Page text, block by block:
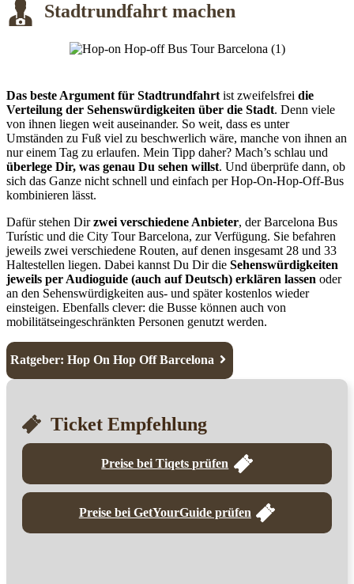
Stadtrundfahrt machen
Das beste Argument für Stadtrundfahrt ist zweifelsfrei die
Verteilung der Sehenswürdigkeiten über die Stadt. Denn viele
von ihnen liegen weit auseinander. So weit, dass es unter
Umständen zu Fuß viel zu beschwerlich wäre, manche von ihnen an
nur einem Tag zu erlaufen. Mein Tipp daher? Mach’s schlau und
überlege Dir, was genau Du sehen willst. Und überprüfe dann, ob
sich das Ganze nicht schnell und einfach per Hop-On-Hop-Off-Bus
kombinieren lässt.
Dafür stehen Dirzwei verschiedene Anbieter, der Barcelona Bus
Turístic und die City Tour Barcelona, zur Verfügung. Sie befahren
jeweils zwei verschiedene Routen, auf denen insgesamt 28 und 33
Haltestellen liegen. Dabei kannst Du Dir die Sehenswürdigkeiten
jeweils per Audioguide (auch auf Deutsch) erklären lassen oder
an den Sehenswürdigkeiten aus- und später kostenlos wieder
einsteigen. Ebenfalls clever: die Busse können auch von
mobilitätseingeschränkten Personen genutzt werden.
Ratgeber: Hop On Hop Off Barcelona
Ticket Empfehlung
Preise bei Tiqets prüfen
Preise bei GetYourGuide prüfen